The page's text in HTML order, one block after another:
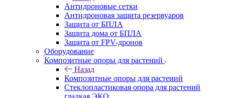
Антидроновые сетки
Антидроновая защита резервуаров
Защита от БПЛА
Защита дома от БПЛА
Защита от FPV-дронов
Оборудование
Композитные опоры для растений
Назад
Композитные опоры для растений
Стеклопластиковая опора для растений
гладкая ЭКО